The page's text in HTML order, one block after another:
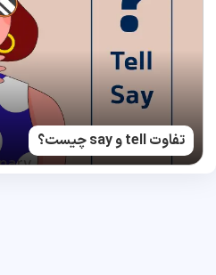
تفاوت tell و say چیست؟